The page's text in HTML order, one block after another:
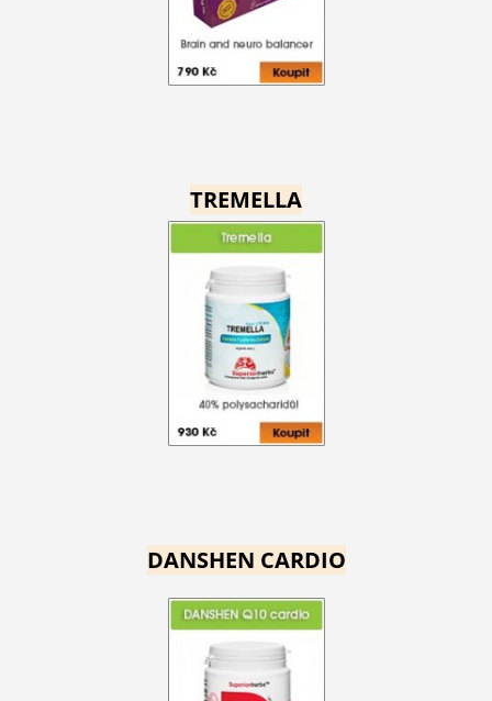
TREMELLA
DANSHEN CARDIO